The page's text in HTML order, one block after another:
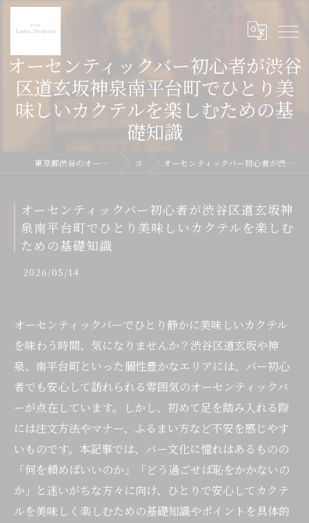
オーセンティックバー初心者が渋谷
区道玄坂神泉南平台町でひとり美
味しいカクテルを楽しむための基
礎知識
東京都渋谷のオーセンティックバーならthe bar Louise Francoise コラム オーセンティックバー初心者が渋谷区道玄坂神泉南平台町でひとり美味しいカクテルを楽しむための基礎知識
オーセンティックバー初心者が渋谷区道玄坂神
泉南平台町でひとり美味しいカクテルを楽しむ
ための基礎知識
2026/05/14
オーセンティックバーでひとり静かに美味しいカクテル
を味わう時間、気になりませんか？渋谷区道玄坂や神
泉、南平台町といった個性豊かなエリアには、バー初心
者でも安心して訪れられる雰囲気のオーセンティックバ
ーが点在しています。しかし、初めて足を踏み入れる際
には注文方法やマナー、ふるまい方など不安を感じやす
いものです。本記事では、バー文化に憧れはあるものの
「何を頼めばいいのか」「どう過ごせば恥をかかないの
か」と迷いがちな方々に向け、ひとりで安心してカクテ
ルを美味しく楽しむための基礎知識やポイントを具体的